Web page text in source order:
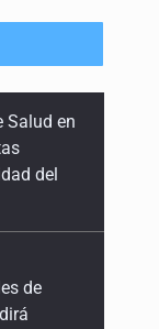
de
asegura